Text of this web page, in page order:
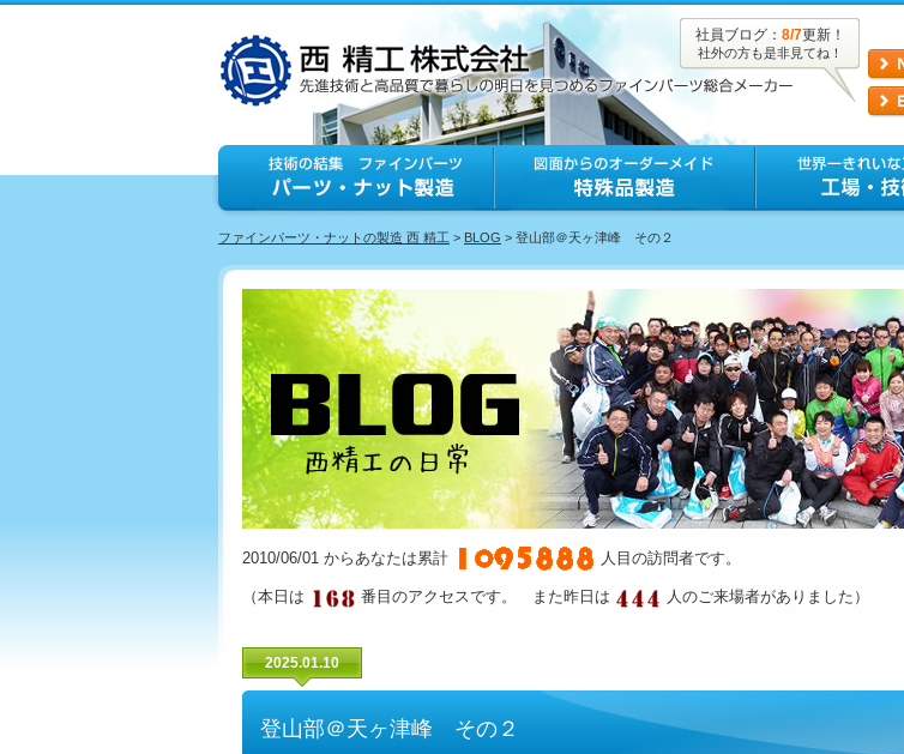
社員ブログ： 8/7更新！
社外の方も是非見てね！
ファインパーツ・ナットの製造 西 精工 > BLOG > 登山部＠天ヶ津峰 その２
2010/06/01 からあなたは累計 人目の訪問者です。
（本日は 番目のアクセスです。 また昨日は 人のご来場者がありました）
2025.01.10
登山部＠天ヶ津峰 その２